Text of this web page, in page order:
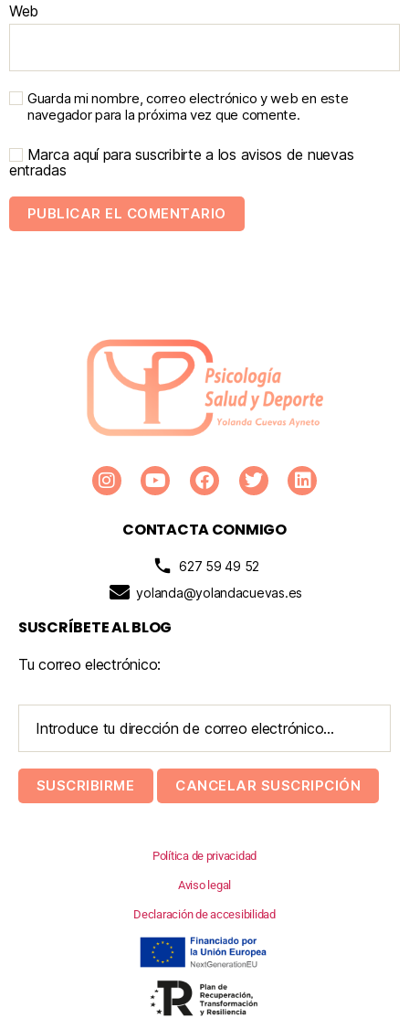
Web
Guarda mi nombre, correo electrónico y web en este
navegador para la próxima vez que comente.
Marca aquí para suscribirte a los avisos de nuevas
entradas
CONTACTA CONMIGO
627 59 49 52
yolanda@yolandacuevas.es
SUSCRÍBETE AL BLOG
Tu correo electrónico:
Política de privacidad
Aviso legal
Declaración de accesibilidad